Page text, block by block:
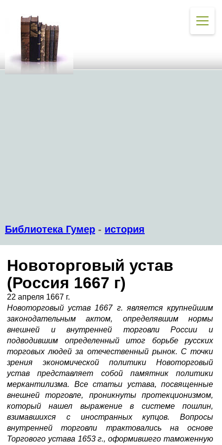
Библиотека Гумер - история
Новоторговый устав
(Россия 1667 г)
22 апреля 1667 г.
Новоторговый устав 1667 г. является крупнейшим
законодательным актом, определявшим нормы
внешней и внутренней торговли России и
подводившим определенный итог борьбе русских
торговых людей за отечественный рынок. С точки
зрения экономической политики Новоторговый
устав представляет собой памятник политики
меркантилизма. Все статьи устава, посвященные
внешней торговле, проникнуты протекционизмом,
который нашел выражение в системе пошлин,
взимавшихся с иностранных купцов. Вопросы
внутренней торговли трактовались на основе
Торгового устава 1653 г., оформившего таможенную